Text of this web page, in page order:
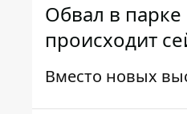
Обвал в парке
происходит
Вместо новых